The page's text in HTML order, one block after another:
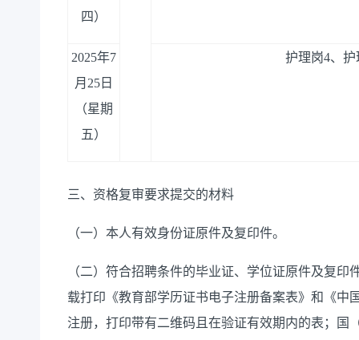
四）
2025年7
月25日
（星期
五）
护理岗4、护
三、 资格复审要求提交的材料
（一） 本人有效身份证原件及复印件。
（二） 符合招聘条件的毕业证、学位证原件及复印
载打印《教育部学历证书电子注册备案表》和《中
注册，打印带有二维码且在验证有效期内的表；国